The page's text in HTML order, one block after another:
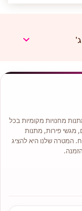
מחנויות מקומיות בכל
מגשי פירות, מתנות
המטרה שלנו היא להציג